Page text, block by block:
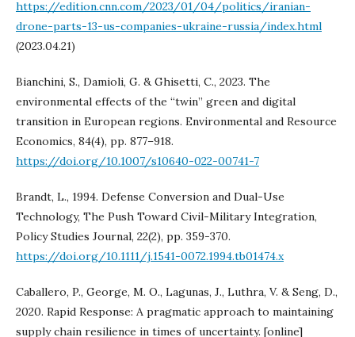
https://edition.cnn.com/2023/01/04/politics/iranian-
drone-parts-13-us-companies-ukraine-russia/index.html
(2023.04.21)
Bianchini, S., Damioli, G. & Ghisetti, C., 2023. The
environmental effects of the “twin” green and digital
transition in European regions. Environmental and Resource
Economics, 84(4), pp. 877–918.
https://doi.org/10.1007/s10640-022-00741-7
Brandt, L., 1994. Defense Conversion and Dual-Use
Technology, The Push Toward Civil-Military Integration,
Policy Studies Journal, 22(2), pp. 359-370.
https://doi.org/10.1111/j.1541-0072.1994.tb01474.x
Caballero, P., George, M. O., Lagunas, J., Luthra, V. & Seng, D.,
2020. Rapid Response: A pragmatic approach to maintaining
supply chain resilience in times of uncertainty. [online]